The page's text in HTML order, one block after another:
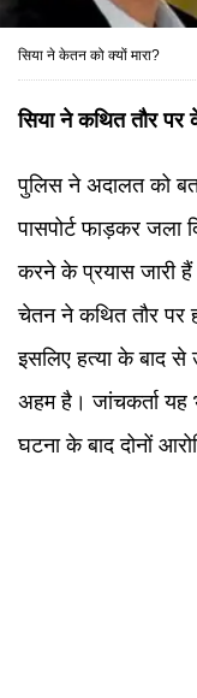
सिया ने केतन को क्यों मारा?
सिया ने कथित तौर पर
पुलिस ने अदालत को
पासपोर्ट फाड़कर जला
करने के प्रयास जारी
चेतन ने कथित तौर पर
इसलिए हत्या के बाद से
अहम है। जांचकर्ता यह
घटना के बाद दोनों